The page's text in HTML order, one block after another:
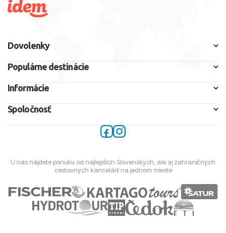
Dovolenky
Populárne destinácie
Informácie
Spoločnosť
U nás nájdete ponuku od najlepších Slovenských, ale aj zahraničných
cestovných kancelárií na jednom mieste